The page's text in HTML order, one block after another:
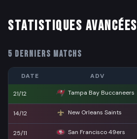
STATISTIQUES AVANCÉES
5 DERNIERS MATCHS
DATE ADV
21/12 Tampa Bay Buccaneers
14/12 New Orleans Saints
25/11 San Francisco 49ers